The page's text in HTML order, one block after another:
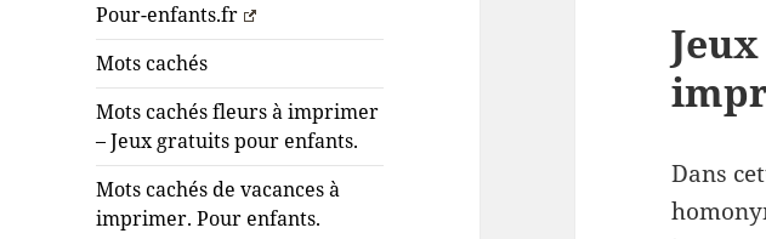
Pour-enfants.fr
Mots cachés
Mots cachés fleurs à imprimer
– Jeux gratuits pour enfants.
Mots cachés de vacances à
imprimer. Pour enfants.
Dans